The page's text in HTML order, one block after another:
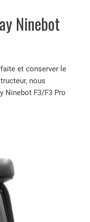
Ninebot
et conserver le
nous
Ninebot F3/F3 Pro